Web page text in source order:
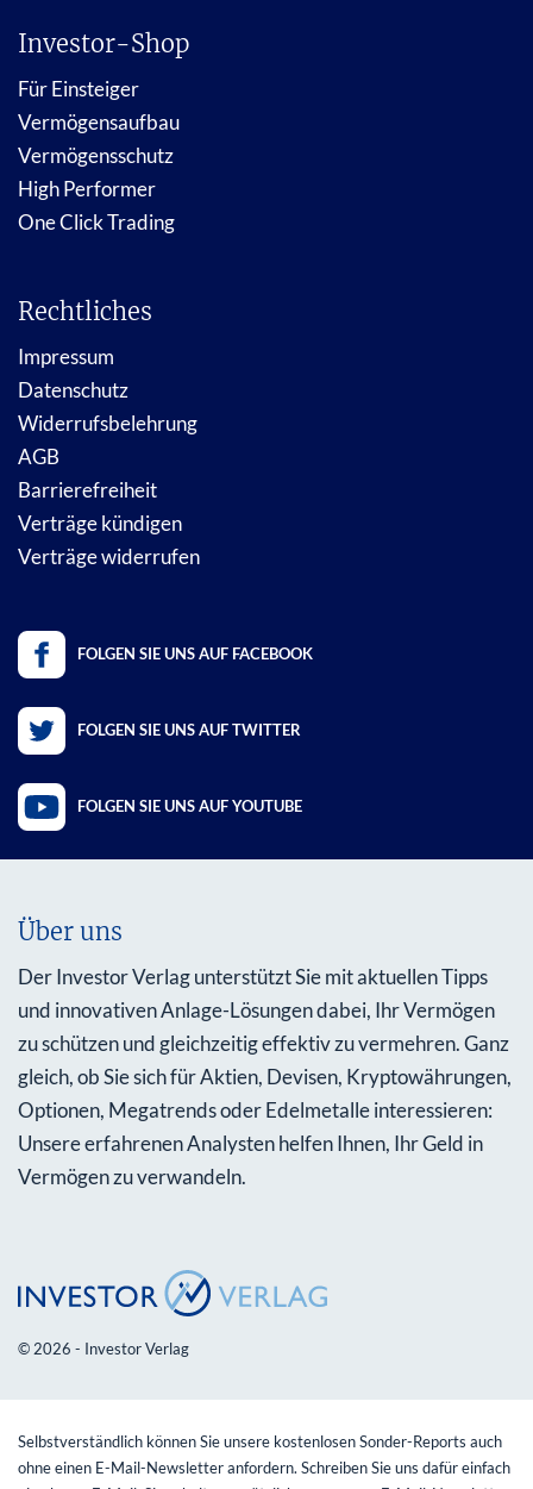
Investor-Shop
Für Einsteiger
Vermögensaufbau
Vermögensschutz
High Performer
One Click Trading
Rechtliches
Impressum
Datenschutz
Widerrufsbelehrung
AGB
Barrierefreiheit
Verträge kündigen
Verträge widerrufen
FOLGEN SIE UNS AUF FACEBOOK
FOLGEN SIE UNS AUF TWITTER
FOLGEN SIE UNS AUF YOUTUBE
Über uns
Der Investor Verlag unterstützt Sie mit aktuellen Tipps
und innovativen Anlage-Lösungen dabei, Ihr Vermögen
zu schützen und gleichzeitig effektiv zu vermehren. Ganz
gleich, ob Sie sich für Aktien, Devisen, Kryptowährungen,
Optionen, Megatrends oder Edelmetalle interessieren:
Unsere erfahrenen Analysten helfen Ihnen, Ihr Geld in
Vermögen zu verwandeln.
© 2026 - Investor Verlag
Selbstverständlich können Sie unsere kostenlosen Sonder-Reports auch
ohne einen E-Mail-Newsletter anfordern. Schreiben Sie uns dafür einfach